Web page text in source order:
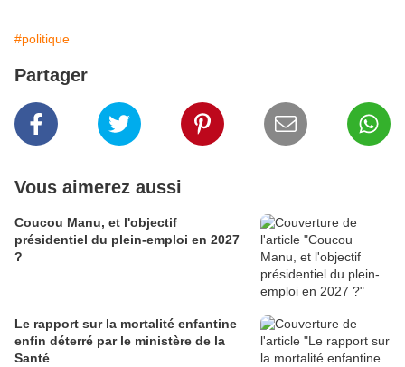
#politique
Partager
Vous aimerez aussi
Coucou Manu, et l'objectif
présidentiel du plein-emploi en 2027
?
Le rapport sur la mortalité enfantine
enfin déterré par le ministère de la
Santé